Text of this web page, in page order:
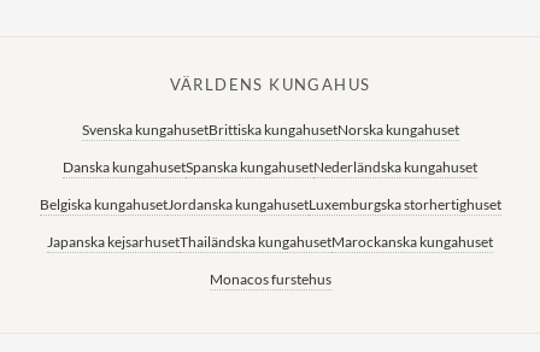
VÄRLDENS KUNGAHUS
Svenska kungahusetBrittiska kungahusetNorska kungahuset
Danska kungahusetSpanska kungahusetNederländska kungahuset
Belgiska kungahusetJordanska kungahusetLuxemburgska storhertighuset
Japanska kejsarhusetThailändska kungahusetMarockanska kungahuset
Monacos furstehus